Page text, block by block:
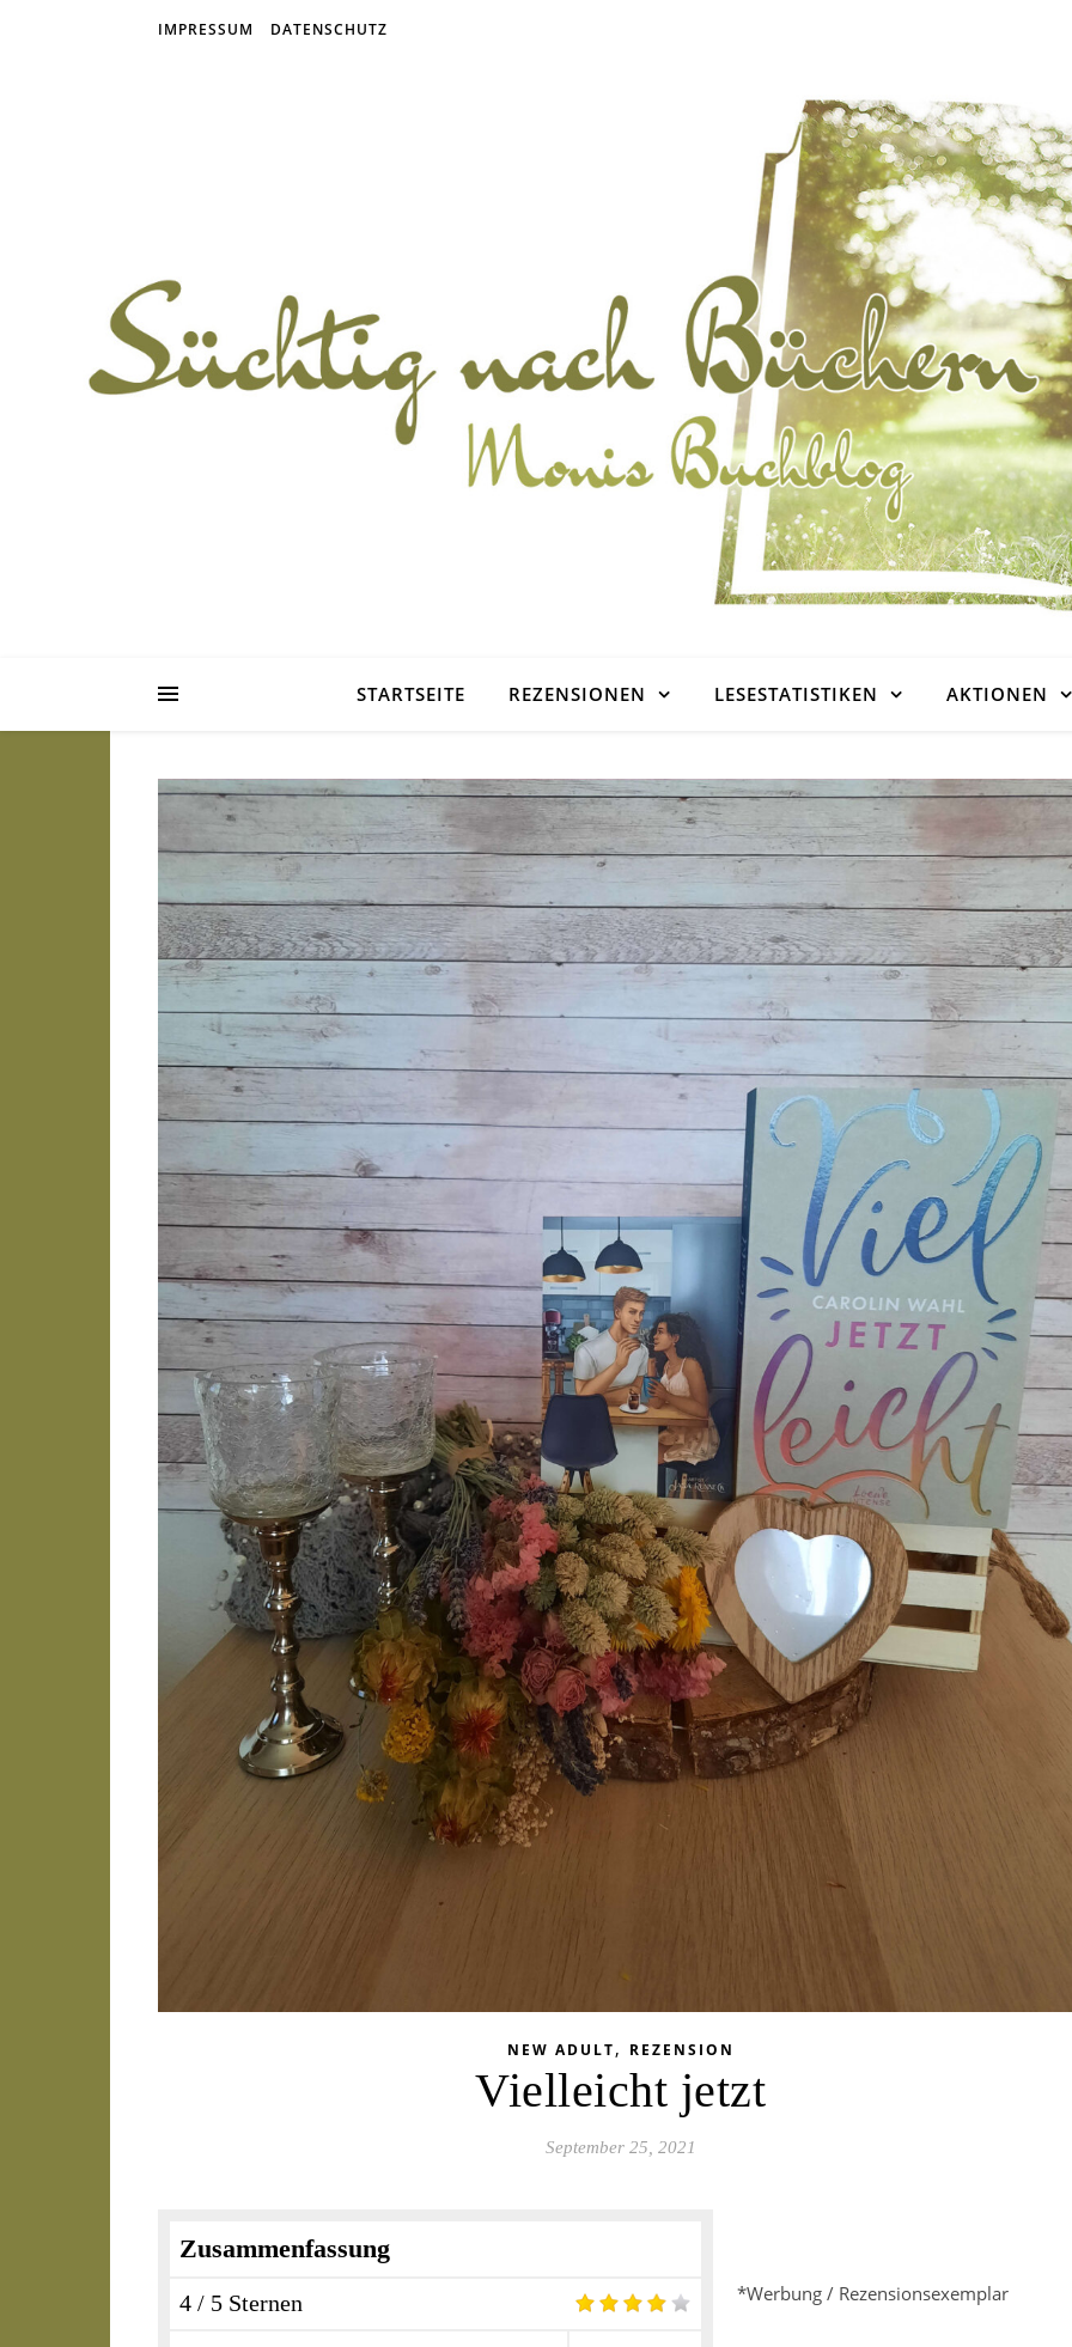
IMPRESSUM DATENSCHUTZ
STARTSEITE REZENSIONEN LESESTATISTIKEN AKTIONEN
NEW ADULT, REZENSION
Vielleicht jetzt
September 25, 2021
Zusammenfassung
4 / 5 Sternen *Werbung / Rezensionsexemplar